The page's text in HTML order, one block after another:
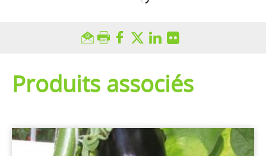
Produits associés